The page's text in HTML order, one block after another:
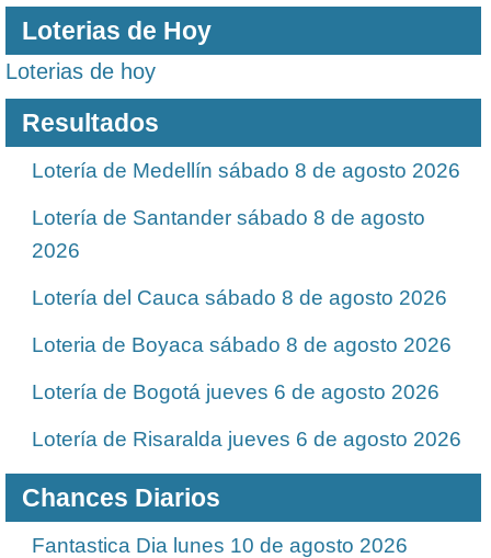
Loterias de Hoy
Loterias de hoy
Resultados
Lotería de Medellín sábado 8 de agosto 2026
Lotería de Santander sábado 8 de agosto
2026
Lotería del Cauca sábado 8 de agosto 2026
Loteria de Boyaca sábado 8 de agosto 2026
Lotería de Bogotá jueves 6 de agosto 2026
Lotería de Risaralda jueves 6 de agosto 2026
Chances Diarios
Fantastica Dia lunes 10 de agosto 2026